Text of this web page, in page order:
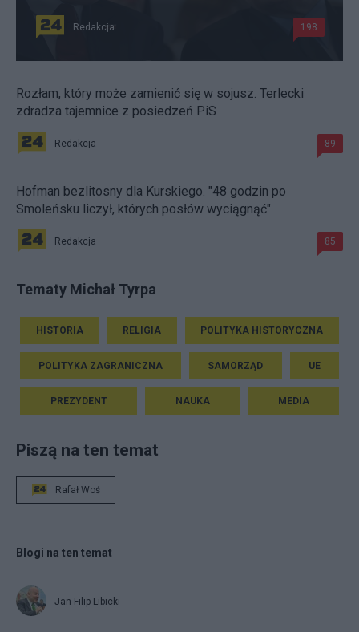
Redakcja 198
Rozłam, który może zamienić się w sojusz. Terlecki
zdradza tajemnice z posiedzeń PiS
Redakcja 89
Hofman bezlitosny dla Kurskiego. "48 godzin po
Smoleńsku liczył, których posłów wyciągnąć"
Redakcja 85
Tematy Michał Tyrpa
HISTORIA RELIGIA POLITYKA HISTORYCZNA
POLITYKA ZAGRANICZNA SAMORZĄD UE
PREZYDENT NAUKA MEDIA
Piszą na ten temat
Rafał Woś
Blogi na ten temat
Jan Filip Libicki